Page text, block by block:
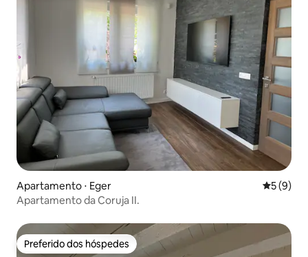
Apartamento ⋅ Eger 5 de
5 (9)
Apartamento da Coruja II.
Preferido dos hóspedes
Preferido dos hóspedes